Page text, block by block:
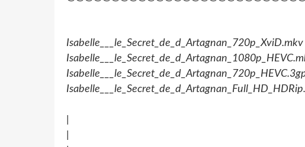
Isabelle___le_Secret_de_d_Artagnan_720p_XviD.mkv